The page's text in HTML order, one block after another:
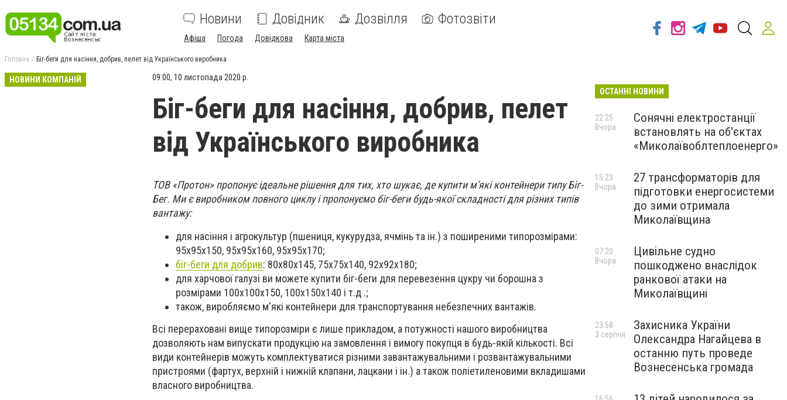
Новини Довідник Дозвілля Фотозвіти
Афіша Погода Довідкова Карта міста
Головна Біг-беги для насіння, добрив, пелет від Українського виробника
НОВИНИ КОМПАНІЙ 09:00, 10 листопада 2020 р.
Біг-беги для насіння, добрив, пелет
від Українського виробника
ТОВ «Протон» пропонує ідеальне рішення для тих, хто шукає, де купити м'які контейнери типу Біг-
Бег. Ми є виробником повного циклу і пропонуємо біг-беги будь-якої складності для різних типів
вантажу:
для насіння і агрокультур (пшениця, кукурудза, ячмінь та ін.) з поширеними типорозмірами:
95х95х150, 95х95х160, 95х95х170;
біг-беги для добрив: 80х80х145, 75х75х140, 92х92х180;
для харчової галузі ви можете купити біг-беги для перевезення цукру чи борошна з
розмірами 100х100х150, 100х150х140 і т.д .;
також, виробляємо м'які контейнери для транспортування небезпечних вантажів.
Всі перераховані вище типорозміри є лише прикладом, а потужності нашого виробництва
дозволяють нам випускати продукцію на замовлення і вимогу покупця в будь-якій кількості. Всі
види контейнерів можуть комплектуватися різними завантажувальними і розвантажувальними
пристроями (фартух, верхній і нижній клапани, лацкани і ін.) а також поліетиленовими вкладишами
власного виробництва.
ОСТАННІ НОВИНИ
Сонячні електростанції
встановлять на об'єктах
«Миколаївоблтеплоенерго»
22:25
Вчора
27 трансформаторів для
підготовки енергосистеми
до зими отримала
Миколаївщина
15:23
Вчора
Цивільне судно
пошкоджено внаслідок
ранкової атаки на
Миколаївщині
07:20
Вчора
Захисника України
Олександра Нагайцева в
останню путь проведе
Вознесенська громада
23:58
3 серпня